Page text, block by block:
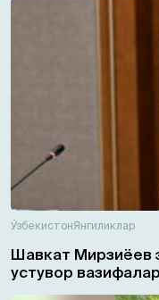
ЎзбекистонЯнгиликлар
Шавкат Мирзиёев
устувор